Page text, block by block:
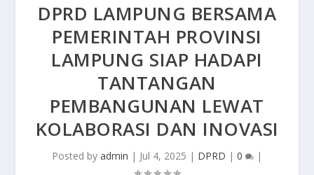
DPRD LAMPUNG BERSAMA
PEMERINTAH PROVINSI
LAMPUNG SIAP HADAPI
TANTANGAN
PEMBANGUNAN LEWAT
KOLABORASI DAN INOVASI
Posted by admin | Jul 4, 2025 | DPRD | 0 |